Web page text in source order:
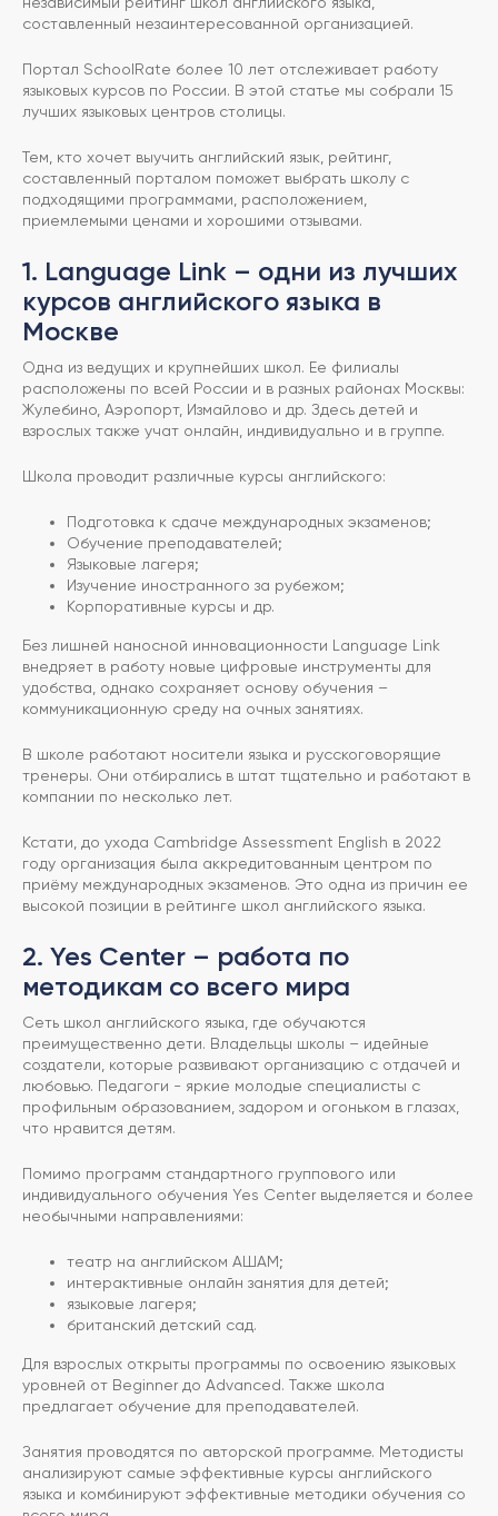
составленный незаинтересованной организацией.
Портал SchoolRate более 10 лет отслеживает работу
языковых курсов по России. В этой статье мы собрали 15
лучших языковых центров столицы.
Тем, кто хочет выучить английский язык, рейтинг,
составленный порталом поможет выбрать школу с
подходящими программами, расположением,
приемлемыми ценами и хорошими отзывами.
1. Language Link – одни из лучших
курсов английского языка в
Москве
Одна из ведущих и крупнейших школ. Ее филиалы
расположены по всей России и в разных районах Москвы:
Жулебино, Аэропорт, Измайлово и др. Здесь детей и
взрослых также учат онлайн, индивидуально и в группе.
Школа проводит различные курсы английского:
Подготовка к сдаче международных экзаменов;
Обучение преподавателей;
Языковые лагеря;
Изучение иностранного за рубежом;
Корпоративные курсы и др.
Без лишней наносной инновационности Language Link
внедряет в работу новые цифровые инструменты для
удобства, однако сохраняет основу обучения –
коммуникационную среду на очных занятиях.
В школе работают носители языка и русскоговорящие
тренеры. Они отбирались в штат тщательно и работают в
компании по несколько лет.
Кстати, до ухода Cambridge Assessment English в 2022
году организация была аккредитованным центром по
приёму международных экзаменов. Это одна из причин ее
высокой позиции в рейтинге школ английского языка.
2. Yes Center – работа по
методикам со всего мира
Сеть школ английского языка, где обучаются
преимущественно дети. Владельцы школы – идейные
создатели, которые развивают организацию с отдачей и
любовью. Педагоги - яркие молодые специалисты с
профильным образованием, задором и огоньком в глазах,
что нравится детям.
Помимо программ стандартного группового или
индивидуального обучения Yes Center выделяется и более
необычными направлениями:
театр на английском АШАМ;
интерактивные онлайн занятия для детей;
языковые лагеря;
британский детский сад.
Для взрослых открыты программы по освоению языковых
уровней от Beginner до Advanced. Также школа
предлагает обучение для преподавателей.
Занятия проводятся по авторской программе. Методисты
анализируют самые эффективные курсы английского
языка и комбинируют эффективные методики обучения со